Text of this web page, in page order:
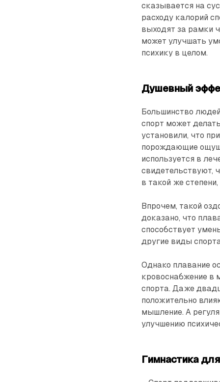
сказывается на
расходу калорий
выходят за рамки
может улучшать
психику в целом.
Душевный
Большинство
спорт может
установили, что
порождающие
используется в
свидетельствуют,
в такой же
Впрочем, такой
доказано, что
способствует
другие виды
Однако плавание
кровоснабжение в
спорта. Даже
положительно
мышление. А
улучшению
Гимнастика